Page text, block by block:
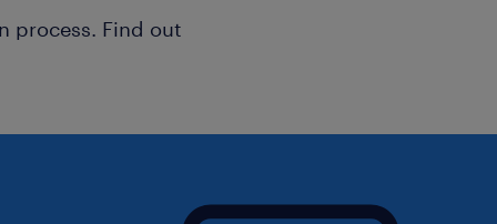
en positiv, løsningsorienteret tilgang.
medarbejdere.
Din ledelsesstil er coachende og
process. Find out